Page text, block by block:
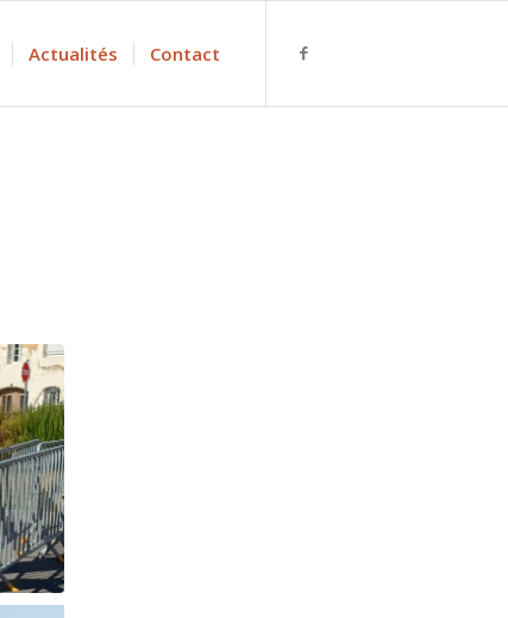
Actualités Contact